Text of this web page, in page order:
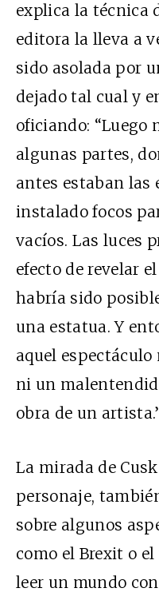
explica la técnica
editora la lleva a
sido asolada por
dejado tal cual y
oficiando: “Luego
algunas partes,
antes estaban las
instalado focos
vacíos. Las luces
efecto de revelar
habría sido
una estatua. Y
aquel
ni un
obra de un
La mirada de
personaje,
sobre algunos
como el Brexit o
leer un mundo